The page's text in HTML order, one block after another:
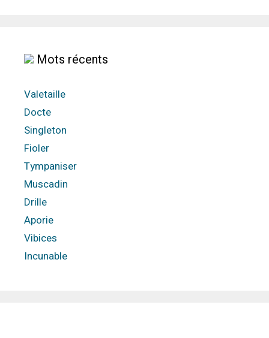
Mots récents
Valetaille
Docte
Singleton
Fioler
Tympaniser
Muscadin
Drille
Aporie
Vibices
Incunable